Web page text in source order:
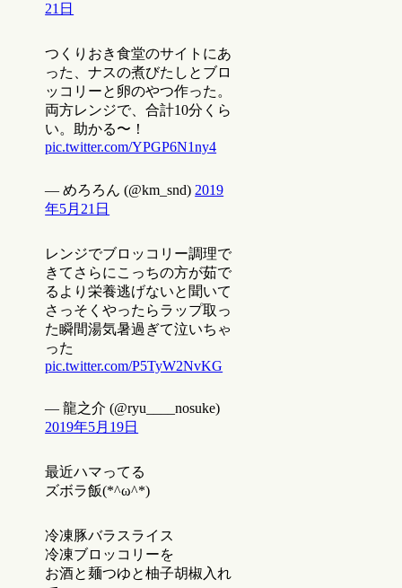
21日
つくりおき食堂のサイトにあ
った、ナスの煮びたしとブロ
ッコリーと卵のやつ作った。
両方レンジで、合計10分くら
い。助かる〜！
pic.twitter.com/YPGP6N1ny4
— めろろん (@km_snd) 2019
年5月21日
レンジでブロッコリー調理で
きてさらにこっちの方が茹で
るより栄養逃げないと聞いて
さっそくやったらラップ取っ
た瞬間湯気暑過ぎて泣いちゃ
った
pic.twitter.com/P5TyW2NvKG
— 龍之介 (@ryu____nosuke)
2019年5月19日
最近ハマってる
ズボラ飯(*^ω^*)
冷凍豚バラスライス
冷凍ブロッコリーを
お酒と麺つゆと柚子胡椒入れ